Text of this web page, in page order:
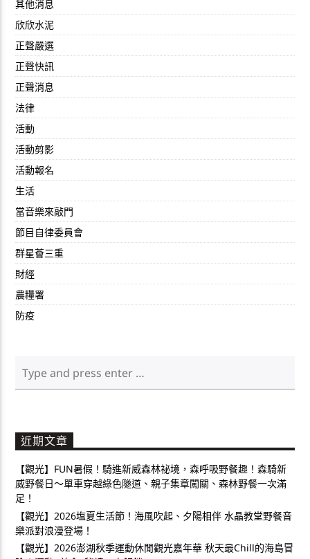
其他消息
欣欣水泥
正聲嚴選
正聲快訊
正聲消息
法律
活動
活動剪影
活動報名
生活
當音樂來敲門
節目自律委員會
群星薈三重
財經
農糧署
防疫
近期文章
【觀光】FUN暑假！騎進新威森林祕境，森呼吸野餐趣！森騎新
威野餐日～單車穿越綠色隧道、親子集章闖關、森林野餐一次滿
足！
【觀光】2026塩夏生活節！海風吹起、夕陽相伴 水晶教堂野餐音
樂派對浪漫登場！
【觀光】2026澎湖秋季運動休閒觀光嘉年華 秋天最Chill的海島冒